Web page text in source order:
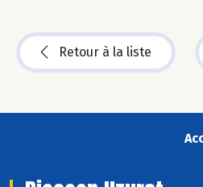
Retour à la liste